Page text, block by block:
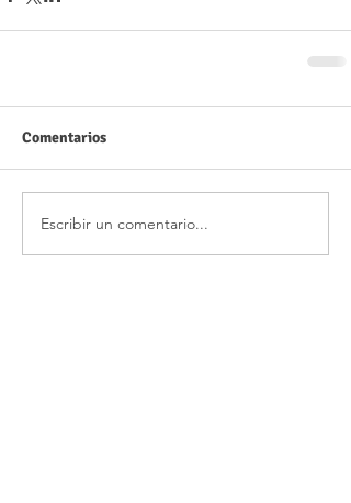
Comentarios
Escribir un comentario...